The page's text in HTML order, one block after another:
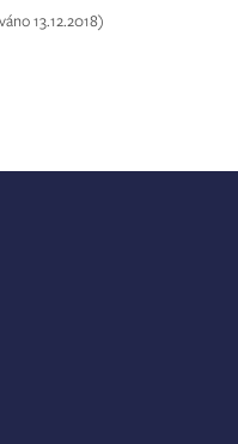
13.12.2018)